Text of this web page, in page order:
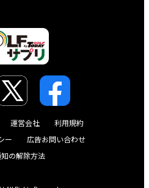
運営会社
利用規約
ー
広告お問い合わせ
の解除方法